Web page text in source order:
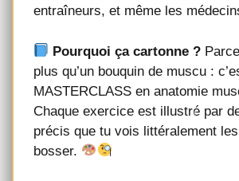
entraîneurs, et même les
Pourquoi ça cartonne ?
plus qu’un bouquin de muscu :
MASTERCLASS en anatomie
Chaque exercice est illustré par
précis que tu vois littéralement
bosser.